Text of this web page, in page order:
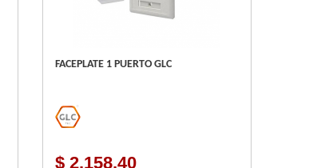
FACEPLATE 1 PUERTO GLC
$ 2.158,40